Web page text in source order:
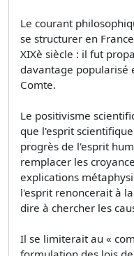
Le courant
se structurer en
XIXè siècle : il fut
davantage popularisé
Comte.
Le positivisme
que l'esprit
progrès de l'esprit
remplacer les
explications
l'esprit renoncerait à
dire à chercher les
Il se limiterait au «